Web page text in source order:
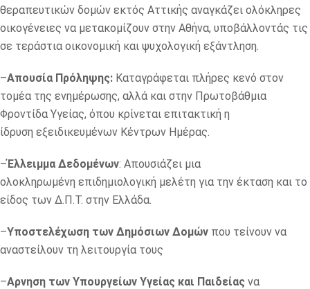
θεραπευτικών δομών εκτός Αττικής αναγκάζει ολόκληρες
οικογένειες να μετακομίζουν στην Αθήνα, υποβάλλοντάς τις
σε τεράστια οικονομική και ψυχολογική εξάντληση.
–Απουσία Πρόληψης: Καταγράφεται πλήρες κενό στον
τομέα της ενημέρωσης, αλλά και στην Πρωτοβάθμια
Φροντίδα Υγείας, όπου κρίνεται επιτακτική η
ίδρυση εξειδικευμένων Κέντρων Ημέρας.
–Έλλειμμα Δεδομένων: Απουσιάζει μια
ολοκληρωμένη επιδημιολογική μελέτη για την έκταση και το
είδος των Δ.Π.Τ. στην Ελλάδα.
–Yποστελέχωση των Δημόσιων Δομών που τείνουν να
αναστείλουν τη λειτουργία τους
–Aρνηση των Υπουργείων Υγείας και Παιδείας να